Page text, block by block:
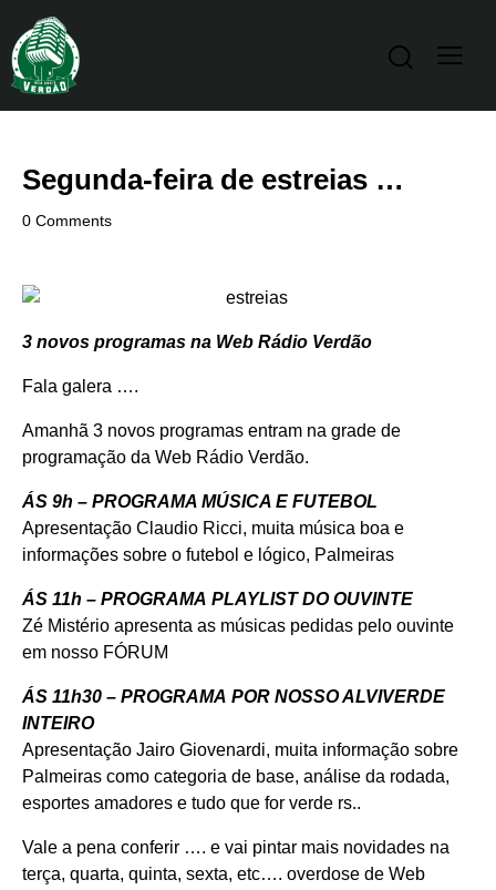
Segunda-feira de estreias …
0 Comments
3 novos programas na Web Rádio Verdão
Fala galera ….
Amanhã 3 novos programas entram na grade de
programação da Web Rádio Verdão.
ÁS 9h – PROGRAMA MÚSICA E FUTEBOL
Apresentação Claudio Ricci, muita música boa e
informações sobre o futebol e lógico, Palmeiras
ÁS 11h – PROGRAMA PLAYLIST DO OUVINTE
Zé Mistério apresenta as músicas pedidas pelo ouvinte
em nosso FÓRUM
ÁS 11h30 – PROGRAMA POR NOSSO ALVIVERDE
INTEIRO
Apresentação Jairo Giovenardi, muita informação sobre
Palmeiras como categoria de base, análise da rodada,
esportes amadores e tudo que for verde rs..
Vale a pena conferir …. e vai pintar mais novidades na
terça, quarta, quinta, sexta, etc…. overdose de Web